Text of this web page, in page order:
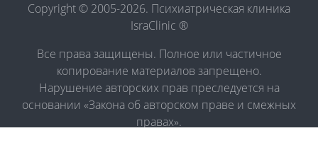
Copyright © 2005-2026. Психиатрическая клиника
IsraClinic ®
Все права защищены. Полное или частичное
копирование материалов запрещено.
Нарушение авторских прав преследуется на
основании «Закона об авторском праве и смежных
правах».